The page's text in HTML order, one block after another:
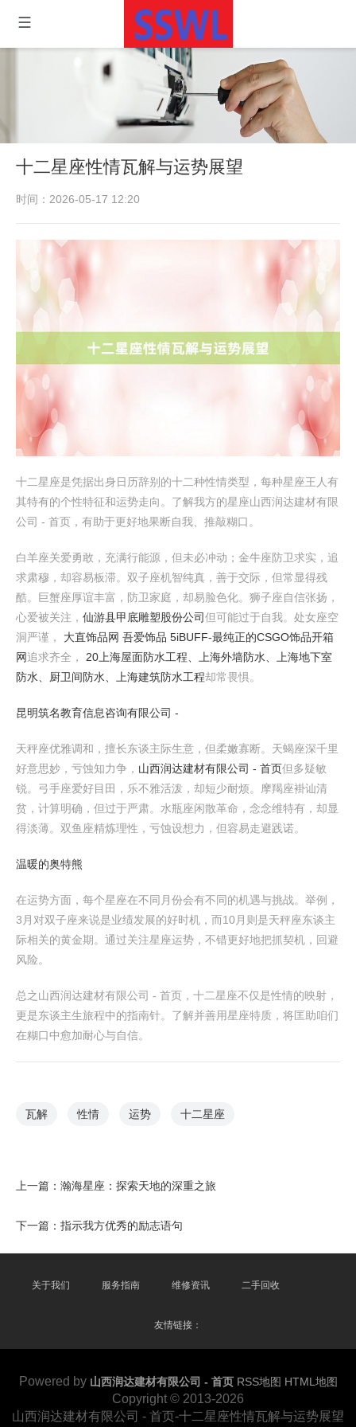
十二星座性情瓦解与运势展望
时间：2026-05-17 12:20
十二星座是凭据出身日历辞别的十二种性情类型，每种星座王人有
其特有的个性特征和运势走向。了解我方的星座山西润达建材有限
公司 - 首页，有助于更好地果断自我、推敲糊口。
白羊座关爱勇敢，充满行能源，但未必冲动；金牛座防卫求实，追
求肃穆，却容易板滞。双子座机智纯真，善于交际，但常显得残
酷。巨蟹座厚谊丰富，防卫家庭，却易脸色化。狮子座自信张扬，
心爱被关注， 仙游县甲底雕塑股份公司但可能过于自我。处女座空
洞严谨， 大直饰品网 吾爱饰品 5iBUFF-最纯正的CSGO饰品开箱
网追求齐全， 20上海屋面防水工程、上海外墙防水、上海地下室
防水、厨卫间防水、上海建筑防水工程却常畏惧。
昆明筑名教育信息咨询有限公司 -
天秤座优雅调和，擅长东谈主际生意，但柔嫩寡断。天蝎座深千里
好意思妙，亏蚀知力争， 山西润达建材有限公司 - 首页但多疑敏
锐。弓手座爱好目田，乐不雅活泼，却短少耐烦。摩羯座褂讪清
贫，计算明确，但过于严肃。水瓶座闲散革命，念念维特有，却显
得淡薄。双鱼座精炼理性，亏蚀设想力，但容易走避践诺。
温暖的奥特熊
在运势方面，每个星座在不同月份会有不同的机遇与挑战。举例，
3月对双子座来说是业绩发展的好时机，而10月则是天秤座东谈主
际相关的黄金期。通过关注星座运势，不错更好地把抓契机，回避
风险。
总之山西润达建材有限公司 - 首页，十二星座不仅是性情的映射，
更是东谈主生旅程中的指南针。了解并善用星座特质，将匡助咱们
在糊口中愈加耐心与自信。
瓦解 性情 运势 十二星座
上一篇： 瀚海星座：探索天地的深重之旅
下一篇： 指示我方优秀的励志语句
关于我们 服务指南 维修资讯 二手回收
友情链接：
Powered by 山西润达建材有限公司 - 首页 RSS地图 HTML地图
Copyright © 2013-2026
山西润达建材有限公司 - 首页-十二星座性情瓦解与运势展望